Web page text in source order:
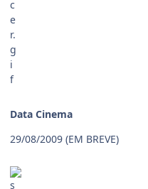
Data Cinema
29/08/2009 (EM BREVE)